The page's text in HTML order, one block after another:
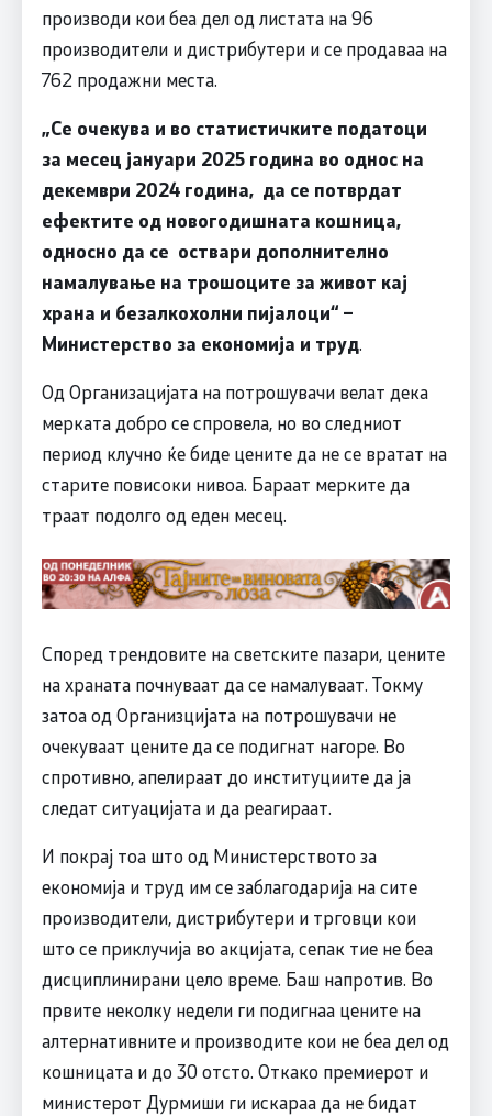
производи кои беа дел од листата на 96
производители и дистрибутери и се продаваа на
762 продажни места.
„Се очекува и во статистичките податоци
за месец јануари 2025 година во однос на
декември 2024 година, да се потврдат
ефектите од новогодишната кошница,
односно да се оствари дополнително
намалување на трошоците за живот кај
храна и безалкохолни пијалоци“ –
Министерство за економија и труд.
Од Организацијата на потрошувачи велат дека
мерката добро се спровела, но во следниот
период клучно ќе биде цените да не се вратат на
старите повисоки нивоа. Бараат мерките да
траат подолго од еден месец.
Според трендовите на светските пазари, цените
на храната почнуваат да се намалуваат. Токму
затоа од Организцијата на потрошувачи не
очекуваат цените да се подигнат нагоре. Во
спротивно, апелираат до институциите да ја
следат ситуацијата и да реагираат.
И покрај тоа што од Министерството за
економија и труд им се заблагодарија на сите
производители, дистрибутери и трговци кои
што се приклучија во акцијата, сепак тие не беа
дисциплинирани цело време. Баш напротив. Во
првите неколку недели ги подигнаа цените на
алтернативните и производите кои не беа дел од
кошницата и до 30 отсто. Откако премиерот и
министерот Дурмиши ги искараа да не бидат